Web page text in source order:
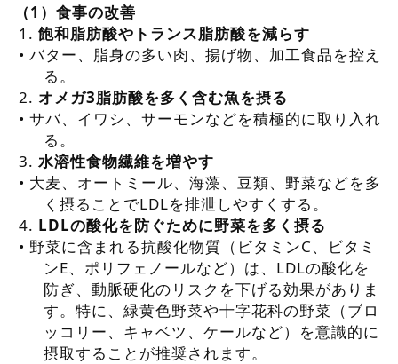
（1）食事の改善
1. 飽和脂肪酸やトランス脂肪酸を減らす
• バター、脂身の多い肉、揚げ物、加工食品を控え
る。
2. オメガ3脂肪酸を多く含む魚を摂る
• サバ、イワシ、サーモンなどを積極的に取り入れ
る。
3. 水溶性食物繊維を増やす
• 大麦、オートミール、海藻、豆類、野菜などを多
く摂ることでLDLを排泄しやすくする。
4. LDLの酸化を防ぐために野菜を多く摂る
• 野菜に含まれる抗酸化物質（ビタミンC、ビタミ
ンE、ポリフェノールなど）は、LDLの酸化を
防ぎ、動脈硬化のリスクを下げる効果がありま
す。特に、緑黄色野菜や十字花科の野菜（ブロ
ッコリー、キャベツ、ケールなど）を意識的に
摂取することが推奨されます。